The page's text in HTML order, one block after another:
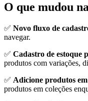
O que mudou
✅ Novo fluxo de
navegar.
✅ Cadastro de estoque
produtos com variações,
✅ Adicione produtos em
produtos em coleções